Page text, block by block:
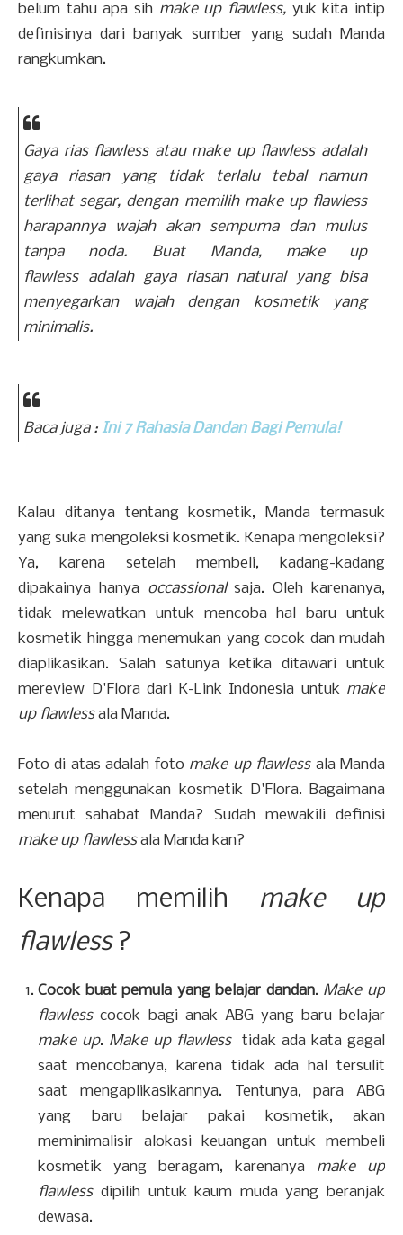
belum tahu apa sih make up flawless, yuk kita intip
definisinya dari banyak sumber yang sudah Manda
rangkumkan.
Gaya rias flawless atau make up flawlessadalah
gaya riasan yang tidak terlalu tebal namun
terlihat segar, dengan memilih make up flawless
harapannya wajah akan sempurna dan mulus
tanpa noda. Buat Manda, make up
flawlessadalah gaya riasan natural yang bisa
menyegarkan wajah dengan kosmetik yang
minimalis.
Baca juga : Ini 7 Rahasia Dandan Bagi Pemula!
Kalau ditanya tentang kosmetik, Manda termasuk
yang suka mengoleksi kosmetik. Kenapa mengoleksi?
Ya, karena setelah membeli, kadang-kadang
dipakainya hanya occassionalsaja. Oleh karenanya,
tidak melewatkan untuk mencoba hal baru untuk
kosmetik hingga menemukan yang cocok dan mudah
diaplikasikan. Salah satunya ketika ditawari untuk
mereview D'Flora dari K-Link Indonesia untuk make
up flawlessala Manda.
Foto di atas adalah foto make up flawless ala Manda
setelah menggunakan kosmetik D'Flora. Bagaimana
menurut sahabat Manda? Sudah mewakili definisi
make up flawlessala Manda kan?
Kenapa memilih make up
flawless ?
Cocok buat pemula yang belajar dandan. Make up
flawlesscocok bagi anak ABG yang baru belajar
make up. Make up flawless tidak ada kata gagal
saat mencobanya, karena tidak ada hal tersulit
saat mengaplikasikannya. Tentunya, para ABG
yang baru belajar pakai kosmetik, akan
meminimalisir alokasi keuangan untuk membeli
kosmetik yang beragam, karenanya make up
flawless dipilih untuk kaum muda yang beranjak
dewasa.